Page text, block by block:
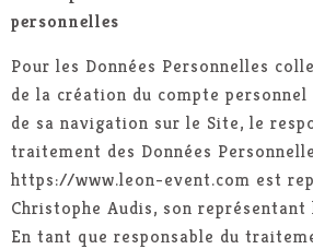
personnelles
Pour les Données Personnelles
de la création du compte
de sa navigation sur le Site, le
traitement des Données
https://www.leon-event.com est
Christophe Audis, son représentant
En tant que responsable du